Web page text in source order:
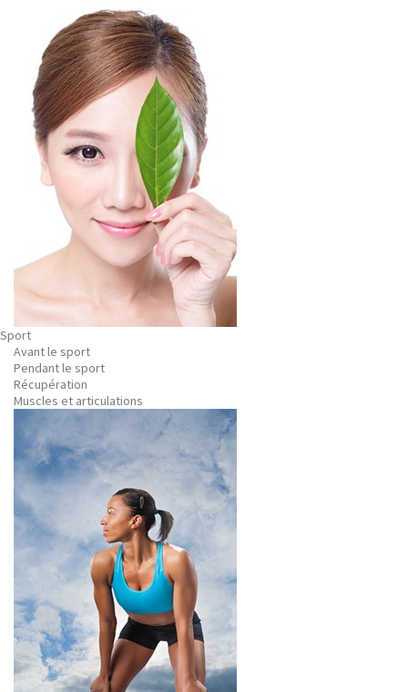
Sport
Avant le sport
Pendant le sport
Récupération
Muscles et articulations